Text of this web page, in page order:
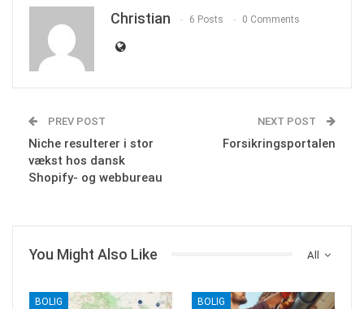
Christian 6 Posts 0 Comments
PREV POST
Niche resulterer i stor
vækst hos dansk
Shopify- og webbureau
NEXT POST
Forsikringsportalen
All
You Might Also Like
BOLIG BOLIG